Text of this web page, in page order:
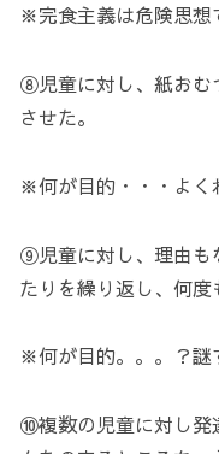
※完食主義は危険思想
⑧児童に対し、紙おむ
させた。
※何が目的・・・よく
⑨児童に対し、理由も
たりを繰り返し、何度
※何が目的。。。？謎
⑩複数の児童に対し発